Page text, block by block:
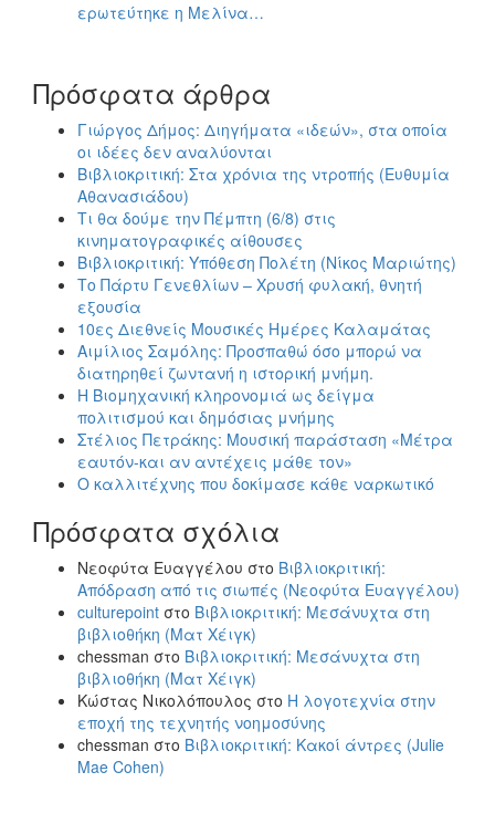
ερωτεύτηκε η Μελίνα…
Πρόσφατα άρθρα
Γιώργος Δήμος: Διηγήματα «ιδεών», στα οποία
οι ιδέες δεν αναλύονται
Βιβλιοκριτική: Στα χρόνια της ντροπής (Ευθυμία
Αθανασιάδου)
Τι θα δούμε την Πέμπτη (6/8) στις
κινηματογραφικές αίθουσες
Βιβλιοκριτική: Υπόθεση Πολέτη (Νίκος Μαριώτης)
Το Πάρτυ Γενεθλίων – Χρυσή φυλακή, θνητή
εξουσία
10ες Διεθνείς Μουσικές Ημέρες Καλαμάτας
Αιμίλιος Σαμόλης: Προσπαθώ όσο μπορώ να
διατηρηθεί ζωντανή η ιστορική μνήμη.
Η Βιομηχανική κληρονομιά ως δείγμα
πολιτισμού και δημόσιας μνήμης
Στέλιος Πετράκης: Μουσική παράσταση «Μέτρα
εαυτόν-και αν αντέχεις μάθε τον»
Ο καλλιτέχνης που δοκίμασε κάθε ναρκωτικό
Πρόσφατα σχόλια
Νεοφύτα Ευαγγέλου στο Βιβλιοκριτική:
Απόδραση από τις σιωπές (Νεοφύτα Ευαγγέλου)
culturepoint στο Βιβλιοκριτική: Μεσάνυχτα στη
βιβλιοθήκη (Ματ Χέιγκ)
chessman στο Βιβλιοκριτική: Μεσάνυχτα στη
βιβλιοθήκη (Ματ Χέιγκ)
Κώστας Νικολόπουλος στο Η λογοτεχνία στην
εποχή της τεχνητής νοημοσύνης
chessman στο Βιβλιοκριτική: Κακοί άντρες (Julie
Mae Cohen)